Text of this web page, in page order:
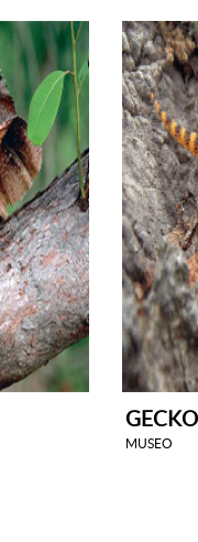
MUSEO